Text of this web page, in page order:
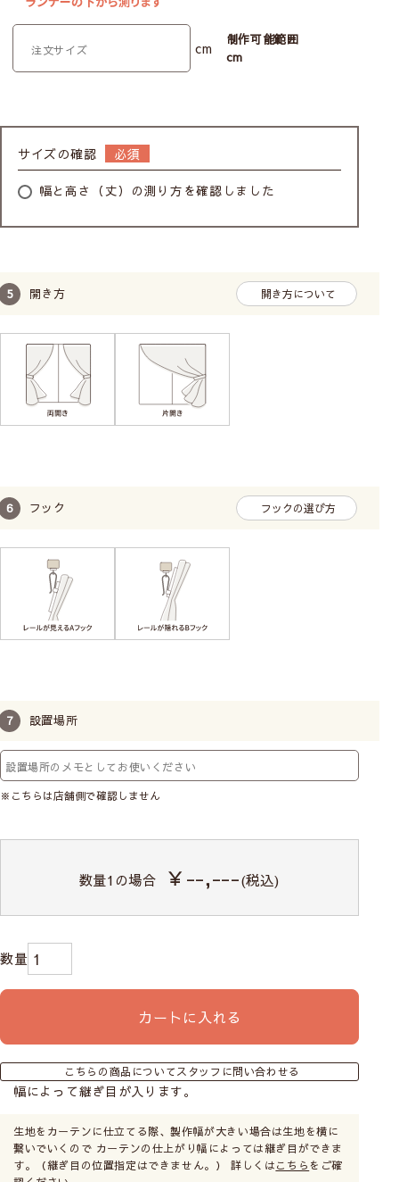
cm
制作可能範囲
cm
サイズの確認
幅と高さ（丈）の測り方を確認しました
開き方 開き方について
フック フックの選び方
設置場所
※こちらは店舗側で確認しません
数量1の場合 ￥--,---(税込)
カートに入れる
こちらの商品についてスタッフに問い合わせる
幅によって継ぎ目が入ります。
生地をカーテンに仕立てる際、製作幅が大きい場合は生地を横に
繋いでいくので カーテンの仕上がり幅によっては継ぎ目ができま
す。（継ぎ目の位置指定はできません。） 詳しくはこちら をご確